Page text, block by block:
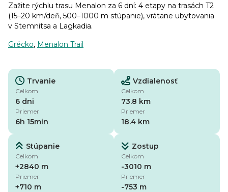
Zažite rýchlu trasu Menalon za 6 dní: 4 etapy na trasách T2
(15–20 km/deň, 500–1000 m stúpanie), vrátane ubytovania
v Stemnitsa a Lagkadia.
Grécko, Menalon Trail
Trvanie
Celkom
6 dni
Priemer
6h 15min
Vzdialenosť
Celkom
73.8 km
Priemer
18.4 km
Stúpanie
Celkom
+2840 m
Priemer
+710 m
Zostup
Celkom
-3010 m
Priemer
-753 m